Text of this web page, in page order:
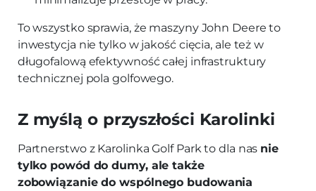
To wszystko sprawia, że maszyny John Deere to
inwestycja nie tylko w jakość cięcia, ale też w
długofalową efektywność całej infrastruktury
technicznej pola golfowego.
Z myślą o przyszłości Karolinki
Partnerstwo z Karolinka Golf Park to dla nas nie
tylko powód do dumy, ale także
zobowiązanie do wspólnego budowania